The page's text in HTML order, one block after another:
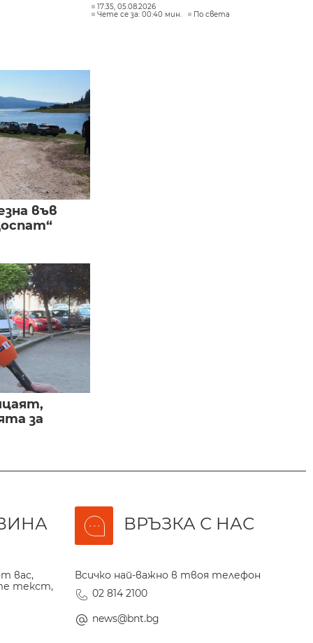
във
за
17:35, 05.08.2026
Чете се за: 00:40 мин.
По света
вас,
текст,
ВРЪЗКА С НАС
Всичко най-важно в твоя телефон
02 814 2100
news@bnt.bg